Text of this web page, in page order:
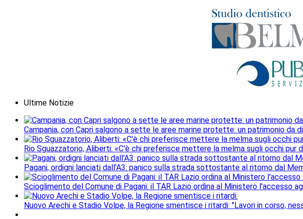
Ultime Notizie
Campania, con Capri salgono a sette le aree marine protette: un patrimonio
Rio Sguazzatorio, Aliberti: «C'è chi preferisce mettere la melma sugli occhi pur
Pagani, ordigni lanciati dall'A3: panico sulla strada sottostante al ritorno dal
Scioglimento del Comune di Pagani: il TAR Lazio ordina al Ministero l'accesso
Nuovo Arechi e Stadio Volpe, la Regione smentisce i ritardi: "Lavori in corso,